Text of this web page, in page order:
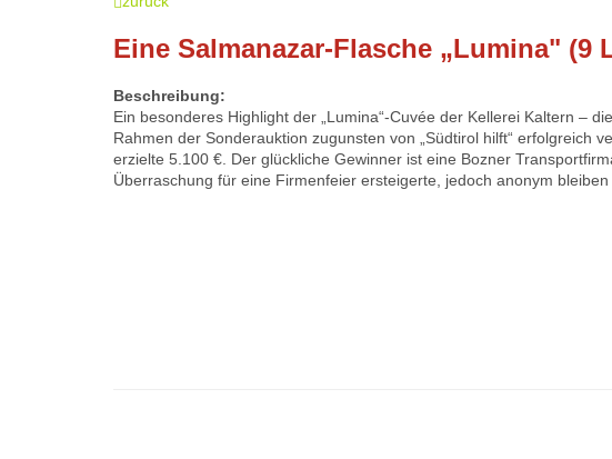
Eine Salmanazar-Flasche „Lumina" (9
Beschreibung:
Ein besonderes Highlight der „Lumina“-Cuvée der Kellerei Kaltern –
Rahmen der Sonderauktion zugunsten von „Südtirol hilft“ erfolgreich
erzielte 5.100 €. Der glückliche Gewinner ist eine Bozner
Überraschung für eine Firmenfeier ersteigerte, jedoch anonym bleiben